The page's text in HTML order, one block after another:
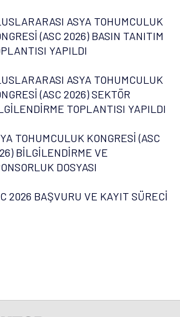
ASYA TOHUMCULUK
(ASC 2026) BASIN TANITIM
YAPILDI
ASYA TOHUMCULUK
(ASC 2026) SEKTÖR
TOPLANTISI YAPILDI
TOHUMCULUK KONGRESİ (ASC
BİLGİLENDİRME VE
DOSYASI
2026 BAŞVURU VE KAYIT SÜRECİ